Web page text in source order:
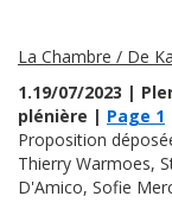
La Chambre / De
1.19/07/2023 |
plénière | Page 1
Proposition
Thierry Warmoes,
D'Amico, Sofie